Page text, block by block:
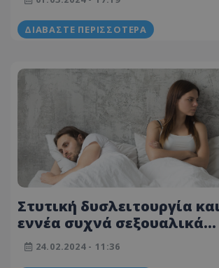
ΔΙΑΒΆΣΤΕ ΠΕΡΙΣΣΌΤΕΡΑ
Στυτική δυσλειτουργία
εννέα συχνά σεξουαλικά
προβλήματα – Ποια είναι;
24.02.2024 - 11:36